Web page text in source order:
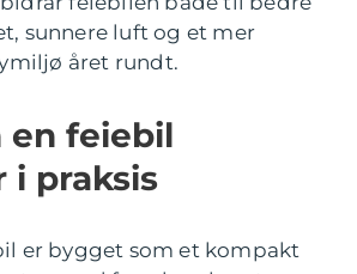
sunnere luft og et mer
året rundt.
en feiebil
i praksis
er bygget som et kompakt